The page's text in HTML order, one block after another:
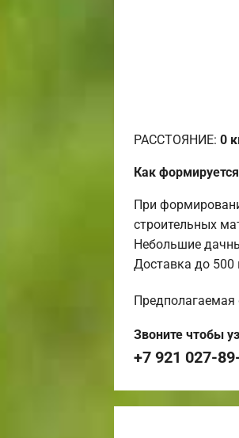
РАССТОЯНИЕ: 0
Как
При
строительных
Небольшие
Доставка до 500
Предполагаемая
Звоните чтобы
+7 921 027-